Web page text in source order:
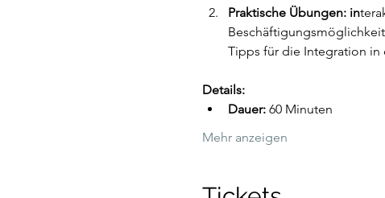
Praktische Übungen: in
Details:
Dauer: 60 Minuten
Mehr anzeigen